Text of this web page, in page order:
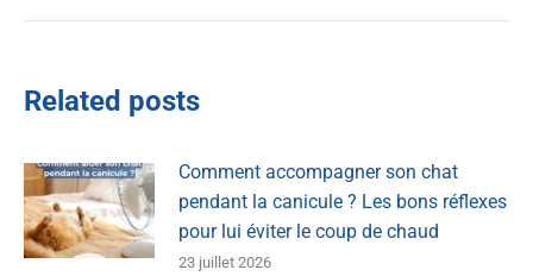
Related posts
Comment accompagner son chat
pendant la canicule ? Les bons réflexes
pour lui éviter le coup de chaud
23 juillet 2026